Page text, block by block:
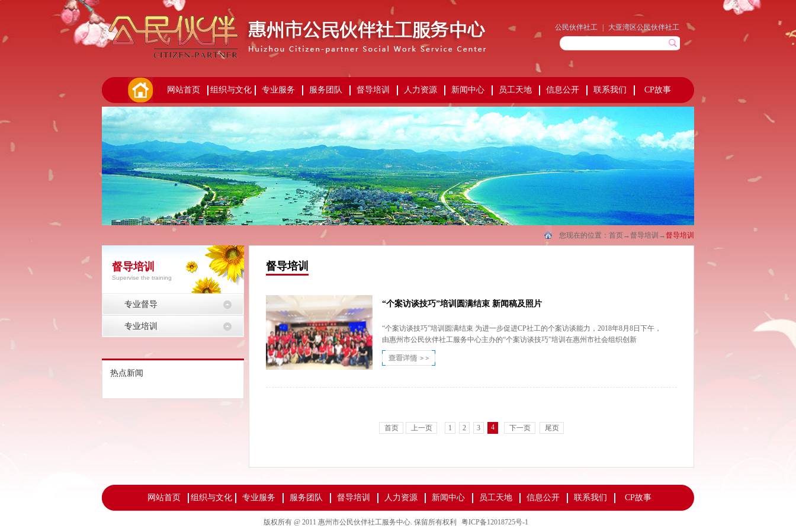
公民伙伴社工 大亚湾区公民伙伴社工
网站首页 组织与文化 专业服务 服务团队 督导培训 人力资源 新闻中心 员工天地 信息公开 联系我们 CP故事
您现在的位置： 首页→督导培训 →督导培训
督导培训
Supervise the training
专业督导
专业培训
热点新闻
督导培训
“个案访谈技巧”培训圆满结束 新闻稿及照片
“个案访谈技巧”培训圆满结束 为进一步促进CP社工的个案访谈能力，2018年8月8日下午，
由惠州市公民伙伴社工服务中心主办的“个案访谈技巧”培训在惠州市社会组织创新
首页 上一页 1 2 3 4 下一页 尾页
网站首页 组织与文化 专业服务 服务团队 督导培训 人力资源 新闻中心 员工天地 信息公开 联系我们 CP故事
版权所有 @ 2011 惠州市公民伙伴社工服务中心. 保留所有权利 粤ICP备12018725号-1